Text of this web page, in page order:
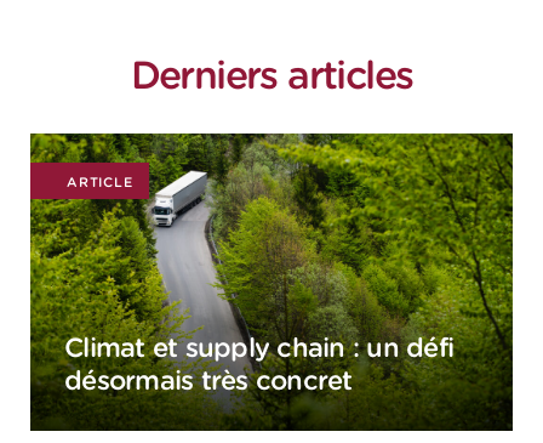
Derniers articles
ARTICLE
Climat et supply chain : un défi
désormais très concret